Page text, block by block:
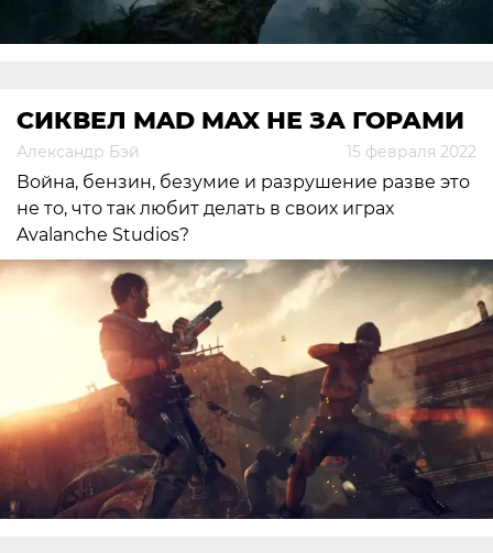
СИКВЕЛ MAD MAX НЕ ЗА ГОРАМИ
Александр Бэй 15 февраля 2022
Война, бензин, безумие и разрушение разве это
не то, что так любит делать в своих играх
Avalanche Studios?